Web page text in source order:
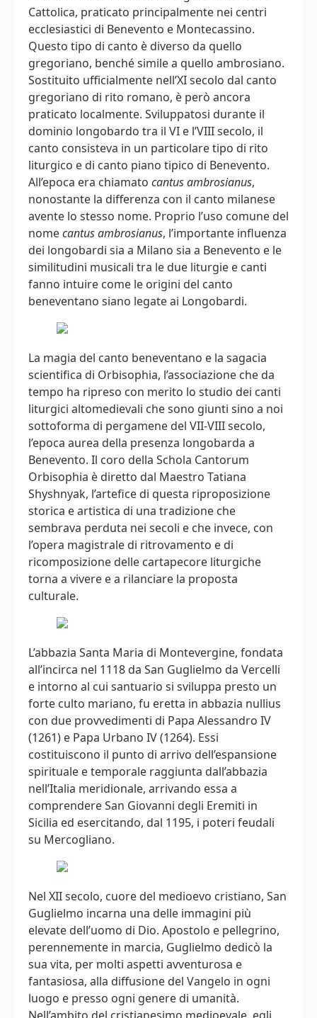
Cattolica, praticato principalmente nei centri
ecclesiastici di Benevento e Montecassino.
Questo tipo di canto è diverso da quello
gregoriano, benché simile a quello ambrosiano.
Sostituito ufficialmente nell’XI secolo dal canto
gregoriano di rito romano, è però ancora
praticato localmente. Sviluppatosi durante il
dominio longobardo tra il VI e l’VIII secolo, il
canto consisteva in un particolare tipo di rito
liturgico e di canto piano tipico di Benevento.
All’epoca era chiamato cantus ambrosianus,
nonostante la differenza con il canto milanese
avente lo stesso nome. Proprio l’uso comune del
nomecantus ambrosianus, l’importante influenza
dei longobardi sia a Milano sia a Benevento e le
similitudini musicali tra le due liturgie e canti
fanno intuire come le origini del canto
beneventano siano legate ai Longobardi.
La magia del canto beneventano e la sagacia
scientifica di Orbisophia, l’associazione che da
tempo ha ripreso con merito lo studio dei canti
liturgici altomedievali che sono giunti sino a noi
sottoforma di pergamene del VII-VIII secolo,
l’epoca aurea della presenza longobarda a
Benevento. Il coro della Schola Cantorum
Orbisophia è diretto dal Maestro Tatiana
Shyshnyak, l’artefice di questa riproposizione
storica e artistica di una tradizione che
sembrava perduta nei secoli e che invece, con
l’opera magistrale di ritrovamento e di
ricomposizione delle cartapecore liturgiche
torna a vivere e a rilanciare la proposta
culturale.
L’abbazia Santa Maria di Montevergine, fondata
all’incirca nel 1118 da San Guglielmo da Vercelli
e intorno al cui santuario si sviluppa presto un
forte culto mariano, fu eretta in abbazia nullius
con due provvedimenti di Papa Alessandro IV
(1261) e Papa Urbano IV (1264). Essi
costituiscono il punto di arrivo dell’espansione
spirituale e temporale raggiunta dall’abbazia
nell’Italia meridionale, arrivando essa a
comprendere San Giovanni degli Eremiti in
Sicilia ed esercitando, dal 1195, i poteri feudali
su Mercogliano.
Nel XII secolo, cuore del medioevo cristiano, San
Guglielmo incarna una delle immagini più
elevate dell’uomo di Dio. Apostolo e pellegrino,
perennemente in marcia, Guglielmo dedicò la
sua vita, per molti aspetti avventurosa e
fantasiosa, alla diffusione del Vangelo in ogni
luogo e presso ogni genere di umanità.
Nell’ambito del cristianesimo medioevale, egli